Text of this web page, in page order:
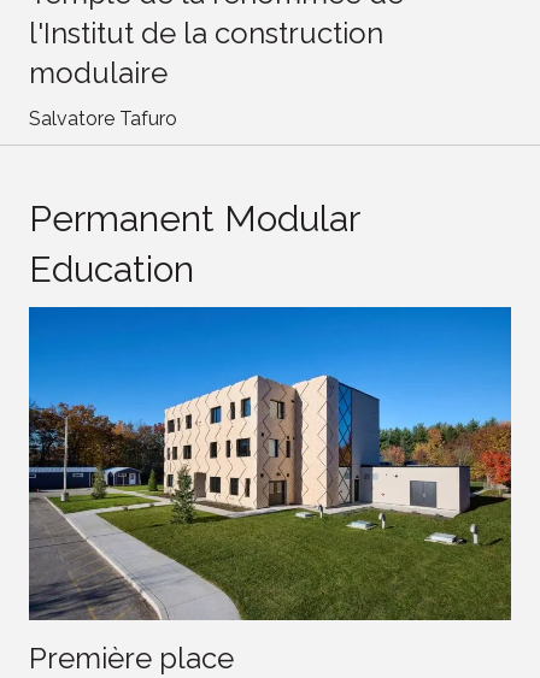
l'Institut de la construction
modulaire
Salvatore Tafuro
Permanent Modular
Education
Première place